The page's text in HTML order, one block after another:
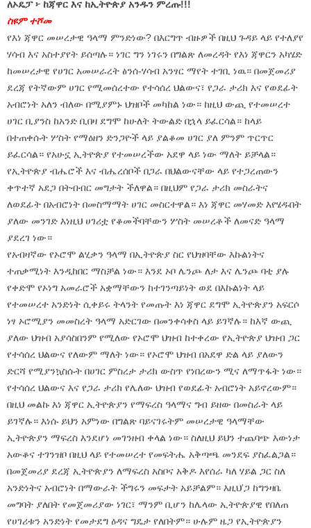
ለኦዴፓ ፦ ከጃዋር እና ከኢትዮጵያ አንዱን ምረጡ!!!
ስዩም ተሾመ
የእነ ጃዋር መሠረታዊ ዓላማ ምንድነው? በእርግጥ ብዙዎች በዚህ ጉዳይ ላይ የተለያየ
ሃሳብ እና አስተያየት ይሰጣሉ። ነገር ግን ነገሩን በግልጽ ለመረዳት የእነ ጃዋርን አካሄድ
ከመሠረታዊ የሀገር አመሠራረት ፅንሰ-ሃሳብ አንፃር ማየት ተገቢ ነዉ። በመጀመሪያ
ደረጃ የትኛውም ሀገር የሚመሰረተው የተሳሰረ ህልውና፣ የጋራ ታሪክ እና የወደፊት
አብሮነት አለን ብለው በሚያምኑ ህዝቦች መካከል ነው። ከዚህ ውጪ የተመሠረተ
ሀገር ቢያንስ ከአንድ ቢበዛ ደግሞ ከሁለት ትውልድ በኋላ ይፈርሳል። ከላይ
በተጠቀሱት ሦስት የማዕዘን ድንጋዮች ላይ ያልቆመ ሀገር ያለ ምንም ጥርጥር
ይፈርሳል። የአሁኗ ኢትዮጵያ የተመሠረችው አደዋ ላይ ነው ማለት ይቻላል።
የኢትዮጵያ ብሔሮች እና ብሔረሰቦች በጋራ በህልውናቸው ላይ የተጋረጠውን
ቀጥተኛ አደጋ በትብብር መግታት ችለዋል። በዚህም የጋራ ታሪክ መስራትና
ለወደፊት በአብሮነት በመስማማት ሀገር መስርተዋል። እነ ጃዋር መሃመድ እየሄዱበት
ያለው መንገድ እነዚህ ሀገሪቷ የቆመችባቸውን ሦስት መሠረቶች ለመናድ ዓላማ
ያደረገ ነው።
የአብዛኛው የኦሮሞ ልሂቃን ዓላማ በኢትዮጵያ ስር የህዝባቸው እኩልነትና
ተጠቃሚነት እንዲከበር ማስቻል ነው። እንደ ኦቦ ሌንጮ ለታ እና ሌንጮ ባቲ ያሉ
የቀድሞ የኦነግ አመራሮች አቋማቸውን ከተገንጣይነት ወደ በእኩልነት ላይ
የተመሠረተ አንድነት ሲቀይሩ ትላንት የመጡት እነ ጃዋር ደግሞ ኢትዮጵያን አፍርሶ
ነፃ ኦሮሚያን መመስረት ዓላማ አድርገው በመንቀሳቀስ ላይ ይገኛሉ። ከእኛ ውጪ
ያለው ህዝብ አያሳስበንም የሚለው የኦሮሞ ህዝብ ከተቀረው የኢትዮጵያ ህዝብ ጋር
የተሳሰረ ህልውና የለውም ማለት ነው። የኦሮሞ ህዝብ በአደዋ ድል ላይ ያለውን
ድርሻ የሚያንኳስሱት በሀገር ምስረታ ታሪክ ውስጥ የነበረውን ሚና ለማጥፋት ነው።
የተሳሰረ ህልውና እና የጋራ ታሪክ የሌለው ህዝብ የወደፊት አብሮነት አይኖረውም።
በዚህ መልኩ እነ ጃዋር ኢትዮጵያን የማፍረስ ዓላማና ግብ ይዘው በመስራት ላይ
ይገኛሉ። እነሱ ይህን አምነው በግልጽ ባይናገሩትም መሠረታዊ ዓላማቸው
ኢትዮጵያን ማፍረስ እንደሆነ መገንዘብ ቀላል ነው። ስለዚህ ይህን ተጨባጭ እውነታ
አውቆና ተገንዝቦ በዚህ ላይ የተመሠረተ የመፍትሔ አቅጣጫ መንደፍ ያስፈልጋል።
በመጀመሪያ ደረጃ ኢትዮጵያን ለማፍረስ አስቦና አቅዶ እየሰራ ካለ ሃይል ጋር ስለ
አንድነትና አብሮነት በማውራት ችግሩን መፍታት አይቻልም። እዚህ’ጋ ከግንዛቤ
መግባት ያለበት የመጀመሪያው ነገር፣ ማንም ቢሆን ከሌላው ኢትዮጵያዊ የበለጠ
የሀገሪቱን አንድነት የመታደግ ዕዳና ግዴታ የለበትም። ሁሉም ዜጋ የኢትዮጵያን